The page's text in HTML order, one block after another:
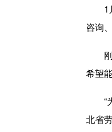
1月
咨询
刚刚
希望
“为
北省